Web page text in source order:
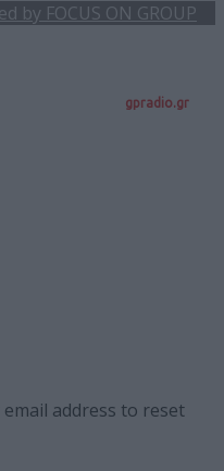
gpradio.gr
by FOCUS ON GROUP
address to reset